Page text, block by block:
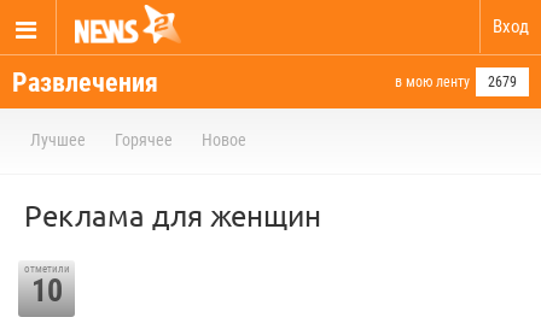
Вход
Развлечения в мою ленту 2679
Лучшее Горячее Новое
Реклама для женщин
отметили
10